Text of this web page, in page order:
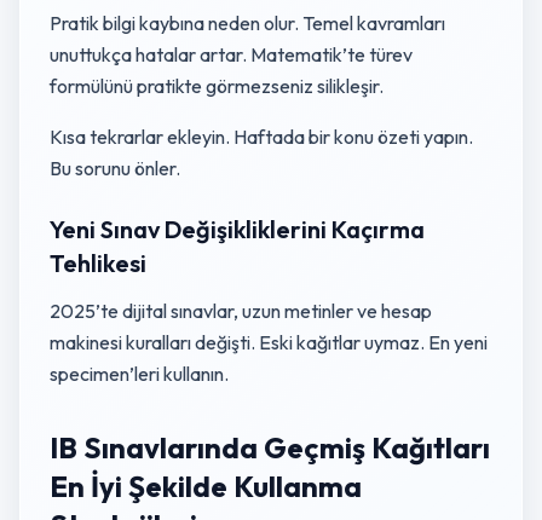
Pratik bilgi kaybına neden olur. Temel kavramları
unuttukça hatalar artar. Matematik’te türev
formülünü pratikte görmezseniz silikleşir.
Kısa tekrarlar ekleyin. Haftada bir konu özeti yapın.
Bu sorunu önler.
Yeni Sınav Değişikliklerini Kaçırma
Tehlikesi
2025’te dijital sınavlar, uzun metinler ve hesap
makinesi kuralları değişti. Eski kağıtlar uymaz. En yeni
specimen’leri kullanın.
IB Sınavlarında Geçmiş Kağıtları
En İyi Şekilde Kullanma